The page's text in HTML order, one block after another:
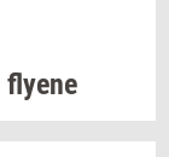
fly­e­ne